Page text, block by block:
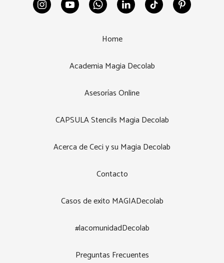
Home
Academia Magia Decolab
Asesorías Online
CAPSULA Stencils Magia Decolab
Acerca de Ceci y su Magia Decolab
Contacto
Casos de exito MAGIADecolab
#lacomunidadDecolab
Preguntas Frecuentes